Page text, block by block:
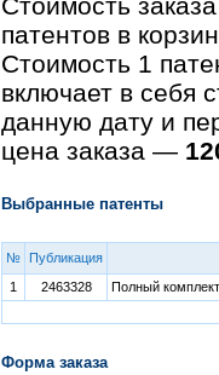
патентов в
Стоимость 1
включает в себя
данную дату и
цена заказа —
Выбранные патенты
№ Публикация
1
2463328 Полный
Форма заказа